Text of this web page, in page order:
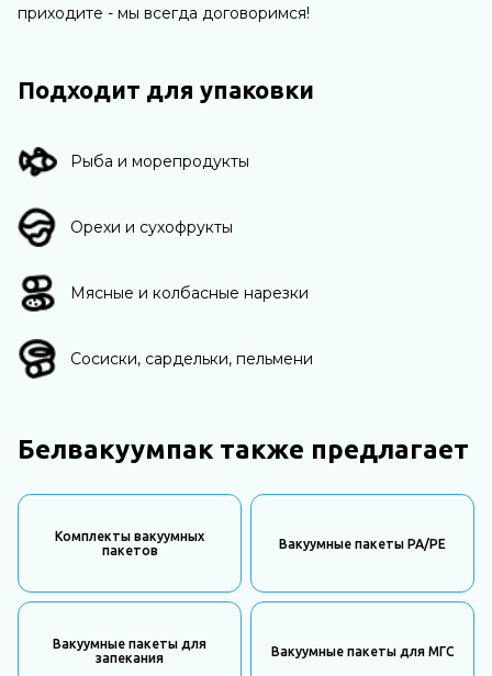
приходите - мы всегда договоримся!
Подходит для упаковки
Рыба и морепродукты
Орехи и сухофрукты
Мясные и колбасные нарезки
Сосиски, сардельки, пельмени
Белвакуумпак также предлагает
Комплекты вакуумных
пакетов
Вакуумные пакеты PA/PE
Вакуумные пакеты для
запекания
Вакуумные пакеты для МГС